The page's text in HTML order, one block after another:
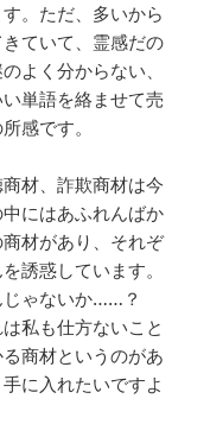
。ただ、多いから
ていて、霊感だの
よく分からない、
単語を絡ませて売
感です。
材、詐欺商材は今
にはあふれんばか
材があり、それぞ
誘惑しています。
じゃないか……？
私も仕方ないこと
商材というのがあ
に入れたいですよ